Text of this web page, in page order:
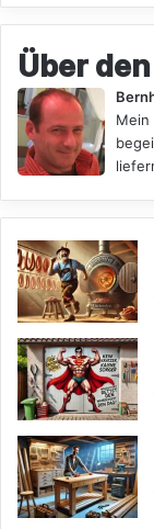
Über
Mein